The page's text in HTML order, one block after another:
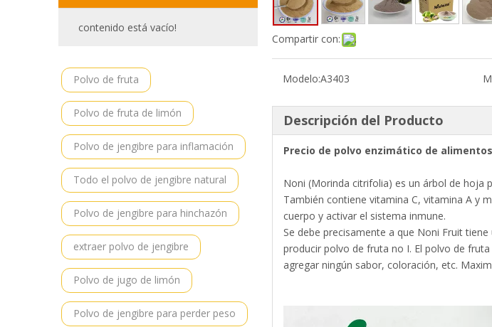
contenido está vacío!
Polvo de fruta
Polvo de fruta de limón
Polvo de jengibre para inflamación
Todo el polvo de jengibre natural
Polvo de jengibre para hinchazón
extraer polvo de jengibre
Polvo de jugo de limón
Polvo de jengibre para perder peso
Compartir con:
Modelo:A3403
Descripción del Producto
Precio de polvo enzimático de
Noni (Morinda citrifolia) es un árbol de hoja
También contiene vitamina C, vitamina A y
cuerpo y activar el sistema inmune.
Se debe precisamente a que Noni Fruit
producir polvo de fruta no I. El polvo de
agregar ningún sabor, coloración, etc.